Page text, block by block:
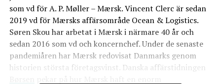
som vd för A. P. Møller – Mærsk. Vincent Clerc är sedan
2019 vd för Mærsks affärsområde Ocean & Logistics.
Søren Skou har arbetat i Mærsk i närmare 40 år och
sedan 2016 som vd och koncernchef. Under de senaste
pandemiåren har Mærsk redovisat Danmarks genom
historien största företagsvinst. Danska affärstidningen